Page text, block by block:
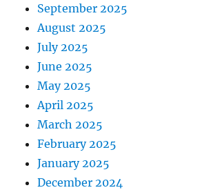
September 2025
August 2025
July 2025
June 2025
May 2025
April 2025
March 2025
February 2025
January 2025
December 2024